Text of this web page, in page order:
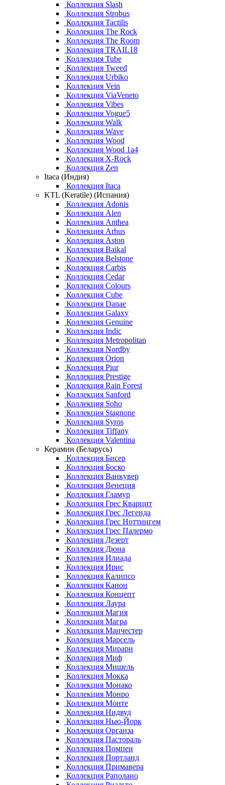
Коллекция Slash
Коллекция Strobus
Коллекция Tactilis
Коллекция The Rock
Коллекция The Room
Коллекция TRAIL18
Коллекция Tube
Коллекция Tweed
Коллекция Urbiko
Коллекция Vein
Коллекция ViaVeneto
Коллекция Vibes
Коллекция Vogue5
Коллекция Walk
Коллекция Wave
Коллекция Wood
Коллекция Wood 1a4
Коллекция X-Rock
Коллекция Zen
Itaca (Индия)
Коллекция Itaca
KTL (Keratile) (Испания)
Коллекция Adonis
Коллекция Alen
Коллекция Anthea
Коллекция Arhus
Коллекция Aston
Коллекция Baikal
Коллекция Belstone
Коллекция Carbis
Коллекция Cedar
Коллекция Colours
Коллекция Cube
Коллекция Danae
Коллекция Galaxy
Коллекция Genuine
Коллекция Indic
Коллекция Metropolitan
Коллекция Nordby
Коллекция Orion
Коллекция Piur
Коллекция Prestige
Коллекция Rain Forest
Коллекция Sanford
Коллекция Soho
Коллекция Stagnone
Коллекция Syros
Коллекция Tiffany
Коллекция Valentina
Керамин (Беларусь)
Коллекция Бисер
Коллекция Боско
Коллекция Ванкувер
Коллекция Венеция
Коллекция Гламур
Коллекция Грес Кварцит
Коллекция Грес Легенда
Коллекция Грес Ноттингем
Коллекция Грес Палермо
Коллекция Дезерт
Коллекция Дюна
Коллекция Илиада
Коллекция Ирис
Коллекция Калипсо
Коллекция Канон
Коллекция Концепт
Коллекция Лаура
Коллекция Магия
Коллекция Магра
Коллекция Манчестер
Коллекция Марсель
Коллекция Мирари
Коллекция Миф
Коллекция Мишель
Коллекция Мокка
Коллекция Монако
Коллекция Монро
Коллекция Монте
Коллекция Нидвуд
Коллекция Нью-Йорк
Коллекция Органза
Коллекция Пастораль
Коллекция Помпеи
Коллекция Портланд
Коллекция Примавера
Коллекция Раполано